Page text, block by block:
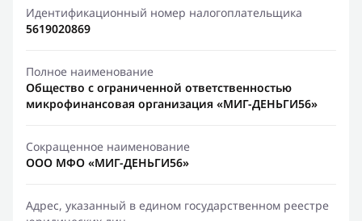
Идентификационный номер налогоплательщика
5619020869
Полное наименование
Общество с ограниченной ответственностью
микрофинансовая организация «МИГ-ДЕНЬГИ56»
Сокращенное наименование
ООО МФО «МИГ-ДЕНЬГИ56»
Адрес, указанный в едином государственном реестре